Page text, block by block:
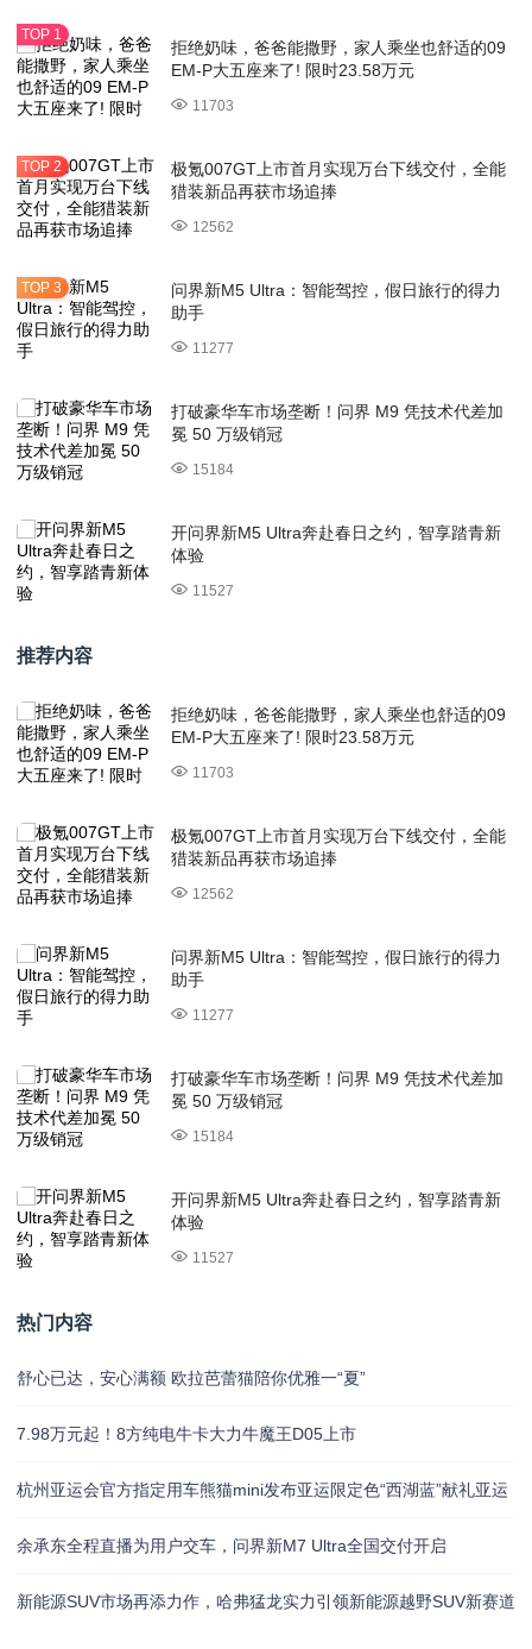
拒绝奶味，爸爸能撒野，家人乘坐也舒适的09
EM-P大五座来了! 限时23.58万元
11703
极氪007GT上市首月实现万台下线交付，全能
猎装新品再获市场追捧
12562
问界新M5 Ultra：智能驾控，假日旅行的得力
助手
11277
打破豪华车市场垄断！问界 M9 凭技术代差加
冕 50 万级销冠
15184
开问界新M5 Ultra奔赴春日之约，智享踏青新
体验
11527
推荐内容
拒绝奶味，爸爸能撒野，家人乘坐也舒适的09
EM-P大五座来了! 限时23.58万元
11703
极氪007GT上市首月实现万台下线交付，全能
猎装新品再获市场追捧
12562
问界新M5 Ultra：智能驾控，假日旅行的得力
助手
11277
打破豪华车市场垄断！问界 M9 凭技术代差加
冕 50 万级销冠
15184
开问界新M5 Ultra奔赴春日之约，智享踏青新
体验
11527
热门内容
舒心已达，安心满额 欧拉芭蕾猫陪你优雅一“夏”
7.98万元起！8方纯电牛卡大力牛魔王D05上市
杭州亚运会官方指定用车熊猫mini发布亚运限定色“西湖蓝”献礼亚运
余承东全程直播为用户交车，问界新M7 Ultra全国交付开启
新能源SUV市场再添力作，哈弗猛龙实力引领新能源越野SUV新赛道